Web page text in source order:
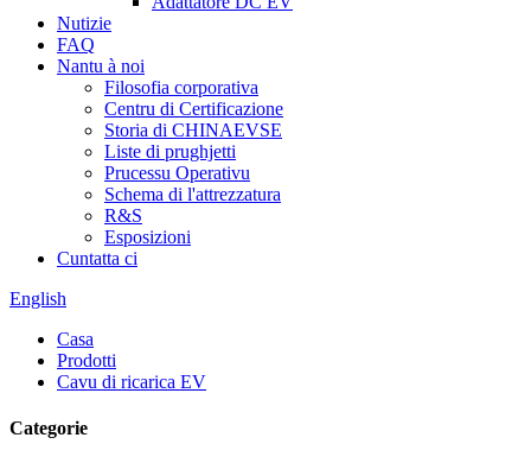
Nutizie
FAQ
Nantu à noi
Filosofia corporativa
Centru di Certificazione
Storia di CHINAEVSE
Liste di prughjetti
Prucessu Operativu
Schema di l'attrezzatura
R&S
Esposizioni
Cuntatta ci
English
Casa
Prodotti
Cavu di ricarica EV
Categorie